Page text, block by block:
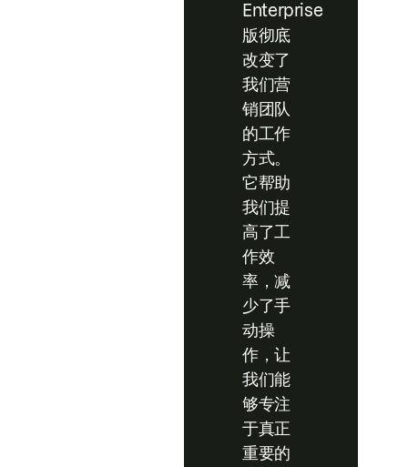
Enterprise
版彻底
改变了
我们营
销团队
的工作
方式。
它帮助
我们提
高了工
作效
率，减
少了手
动操
作，让
我们能
够专注
于真正
重要的